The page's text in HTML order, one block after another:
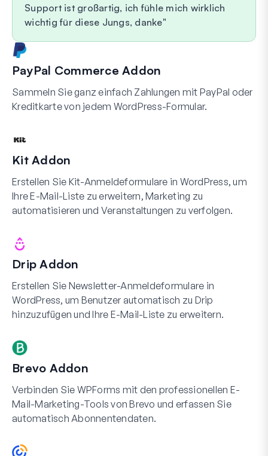
Support ist großartig, ich fühle mich wirklich
wichtig für diese Jungs, danke
PayPal Commerce Addon
Sammeln Sie ganz einfach Zahlungen mit PayPal oder
Kreditkarte von jedem WordPress-Formular.
Kit Addon
Erstellen Sie Kit-Anmeldeformulare in WordPress, um
Ihre E-Mail-Liste zu erweitern, Marketing zu
automatisieren und Veranstaltungen zu verfolgen.
Drip Addon
Erstellen Sie Newsletter-Anmeldeformulare in
WordPress, um Benutzer automatisch zu Drip
hinzuzufügen und Ihre E-Mail-Liste zu erweitern.
Brevo Addon
Verbinden Sie WPForms mit den professionellen E-
Mail-Marketing-Tools von Brevo und erfassen Sie
automatisch Abonnentendaten.